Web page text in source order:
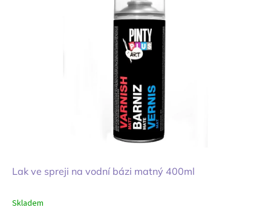
Lak ve spreji na vodní bázi matný 400ml
Skladem